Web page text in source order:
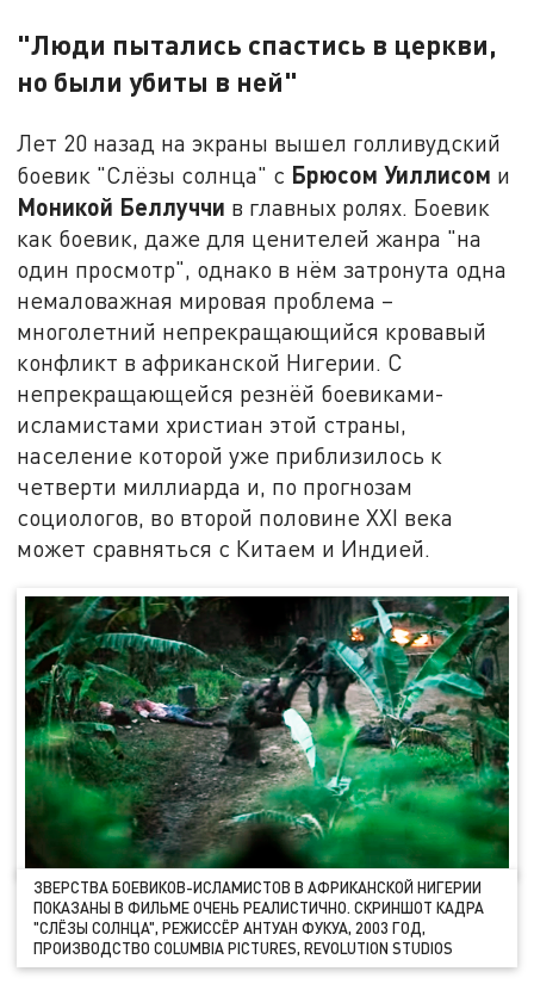
"Люди пытались спастись в церкви,
но были убиты в ней"
Лет 20 назад на экраны вышел голливудский
боевик "Слёзы солнца" с Брюсом Уиллисом и
Моникой Беллуччи в главных ролях. Боевик
как боевик, даже для ценителей жанра "на
один просмотр", однако в нём затронута одна
немаловажная мировая проблема –
многолетний непрекращающийся кровавый
конфликт в африканской Нигерии. С
непрекращающейся резнёй боевиками-
исламистами христиан этой страны,
население которой уже приблизилось к
четверти миллиарда и, по прогнозам
социологов, во второй половине XXI века
может сравняться с Китаем и Индией.
ЗВЕРСТВА БОЕВИКОВ-ИСЛАМИСТОВ В АФРИКАНСКОЙ НИГЕРИИ
ПОКАЗАНЫ В ФИЛЬМЕ ОЧЕНЬ РЕАЛИСТИЧНО. СКРИНШОТ КАДРА
"СЛЁЗЫ СОЛНЦА", РЕЖИССЁР АНТУАН ФУКУА, 2003 ГОД,
ПРОИЗВОДСТВО COLUMBIA PICTURES, REVOLUTION STUDIOS